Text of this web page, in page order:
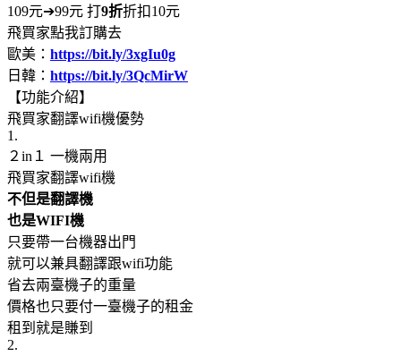
109元➔99元 打9折折扣10元
飛買家點我訂購去
歐美： https://bit.ly/3xgIu0g
日韓： https://bit.ly/3QcMirW
【功能介紹】
飛買家翻譯wifi機優勢
1.
２in１ 一機兩用
飛買家翻譯wifi機
不但是翻譯機
也是WIFI機
只要帶一台機器出門
就可以兼具翻譯跟wifi功能
省去兩臺機子的重量
價格也只要付一臺機子的租金
租到就是賺到
2.